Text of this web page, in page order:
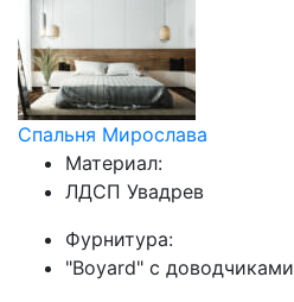
Спальня Мирослава
Материал:
ЛДСП Увадрев
Фурнитура:
"Boyard" с доводчиками